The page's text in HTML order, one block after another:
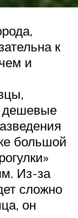
к
и
дешевые
большой
Из-за
сложно
он